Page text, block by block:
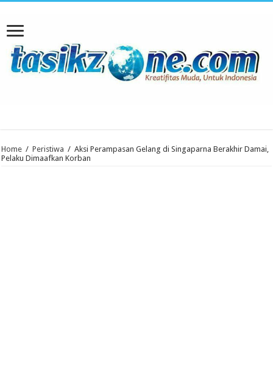
Home / Peristiwa / Aksi Perampasan Gelang di Singaparna Berakhir Damai,
Pelaku Dimaafkan Korban